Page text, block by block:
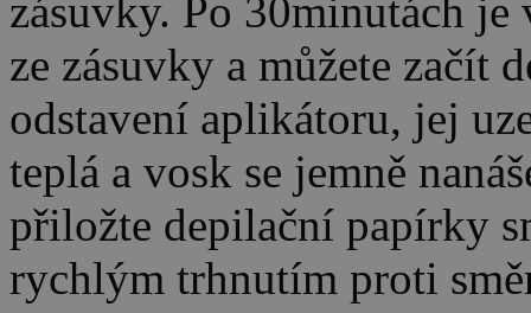
zásuvky. Po 30minutách
ze zásuvky a můžete začít
odstavení aplikátoru, jej
teplá a vosk se jemně
přiložte depilační papírky
rychlým trhnutím proti